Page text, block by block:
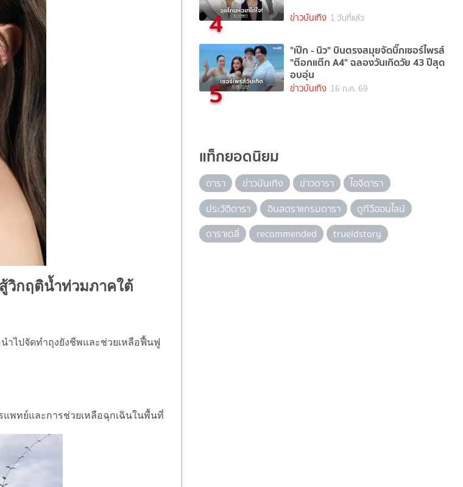
วิกฤติน้ำท่วมภาคใต้
ำไปจัดทำถุงยังชีพและช่วยเหลือฟื้นฟู
พทย์และการช่วยเหลือฉุกเฉินในพื้นที่
4 ข่าวบันเทิง 1 วันที่แล้ว
5
"เป๊ก - นิว" บินตรงสมุยจัดบิ๊กเซอร์ไพรส์
"ต๊อกแต๊ก A4" ฉลองวันเกิดวัย 43 ปีสุด
อบอุ่น
ข่าวบันเทิง 16 ก.ค. 69
แท็กยอดนิยม
ดารา ข่าวบันเทิง ข่าวดารา
ไอจีดารา
ประวัติดารา
อินสตราแกรมดารา
ดูทีวีออนไลน์
ดาราเดลี่
recommended trueidstory